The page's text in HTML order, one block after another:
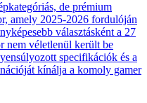
de prémium
amely 2025-2026 fordulóján
választásként a 27
nem véletlenül került be
specifikációk és a
kínálja a komoly gamer